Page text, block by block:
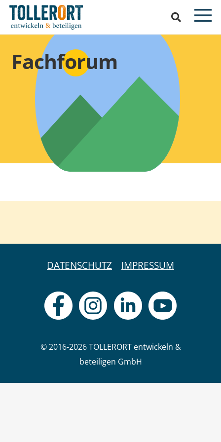
Fachforum
DATENSCHUTZ IMPRESSUM
© 2016-2026 TOLLERORT entwickeln &
beteiligen GmbH